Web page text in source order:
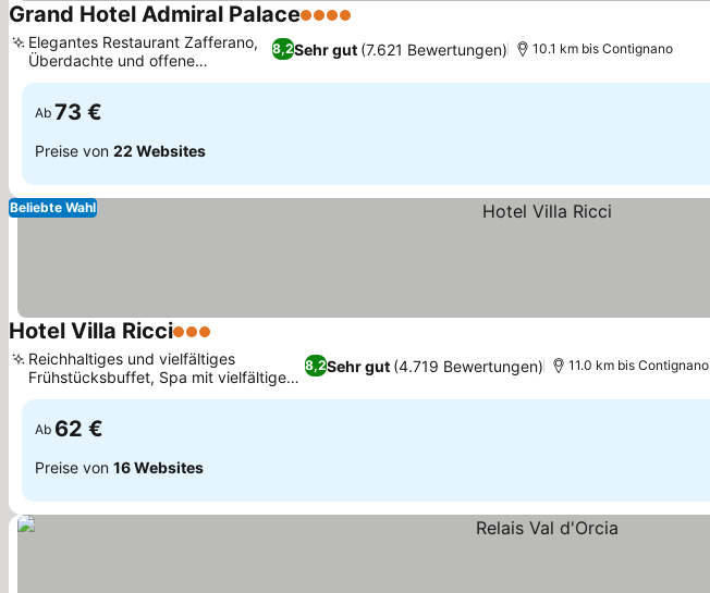
Grand Hotel Admiral Palace4 Sterne
8,2Sehr gut (7.621 Bewertungen)
Elegantes Restaurant Zafferano,
Überdachte und offene
Parkplätze
10.1 km bis Contignano
Ab 73 €
Preise von 22 Websites
Beliebte Wahl
Hotel Villa Ricci3 Sterne
8,2Sehr gut (4.719 Bewertungen)
Reichhaltiges und vielfältiges
Frühstücksbuffet, Spa mit vielfältigen
Behandlungen
11.0 km bis Contignano
Ab 62 €
Preise von 16 Websites